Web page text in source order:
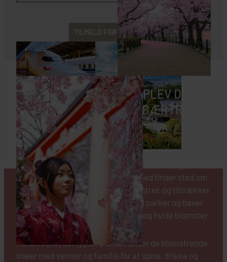
TILMELD FOREDRAG
JAPAN OM FORÅRET: OPLEV DE
BLOMSTRENDE KIRKSEBÆRTRÆER
Hanami er en traditionel japansk fest, hvor man fejrer
og nyder skønheden i kirsebærblomsterne, også
kendt somsakura
. Denne begivenhed finder sted om
foråret, når kirsebærtræerne blomstrer, og tiltrækker
både lokale og turister, der samles i parker og haver
for at beundre de smukke lyserøde og hvide blomster.
Hanami betyder typisk picnics under de blomstrende
træer med venner og familie for at spise, drikke og